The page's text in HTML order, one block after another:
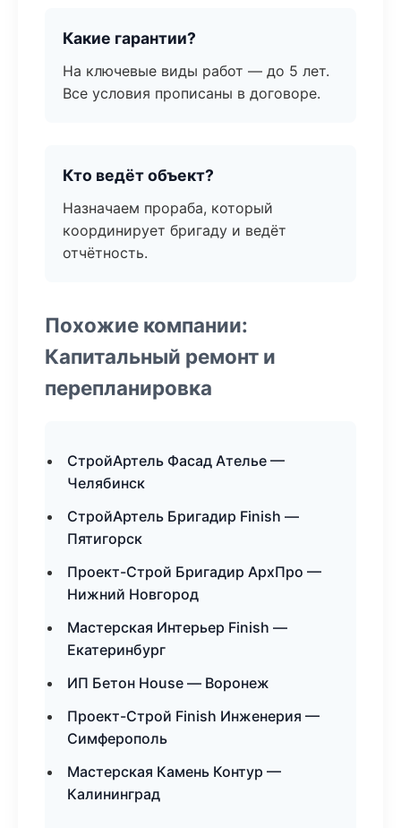
Какие гарантии?
На ключевые виды работ — до 5 лет.
Все условия прописаны в договоре.
Кто ведёт объект?
Назначаем прораба, который
координирует бригаду и ведёт
отчётность.
Похожие компании:
Капитальный ремонт и
перепланировка
СтройАртель Фасад Ателье —
Челябинск
СтройАртель Бригадир Finish —
Пятигорск
Проект-Строй Бригадир АрхПро —
Нижний Новгород
Мастерская Интерьер Finish —
Екатеринбург
ИП Бетон House — Воронеж
Проект-Строй Finish Инженерия —
Симферополь
Мастерская Камень Контур —
Калининград